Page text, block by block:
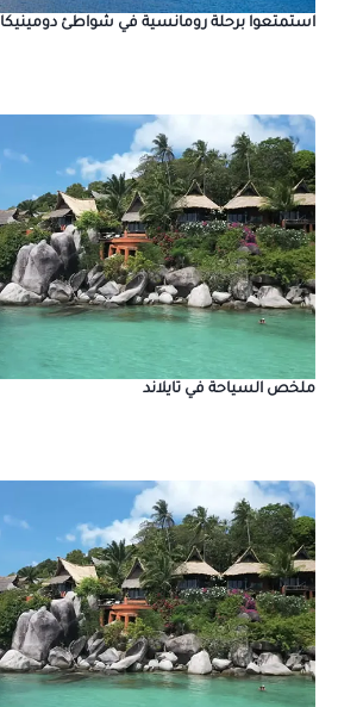
استمتعوا برحلة رومانسية في شواطئ دومينيكا
ملخص السياحة في تايلاند